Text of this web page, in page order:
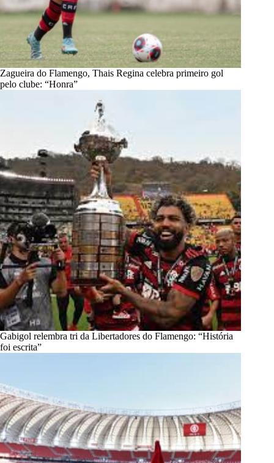
Zagueira do Flamengo, Thais Regina celebra primeiro gol
pelo clube: “Honra”
Gabigol relembra tri da Libertadores do Flamengo: “História
foi escrita”